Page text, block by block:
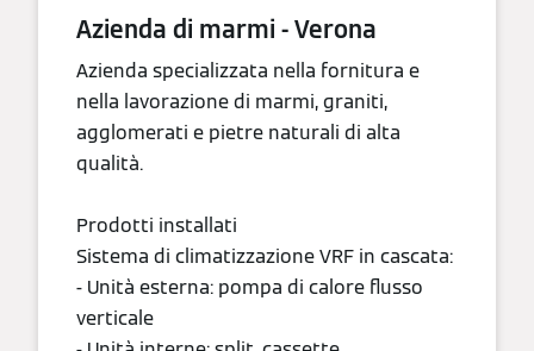
Azienda di marmi - Verona
Azienda specializzata nella fornitura e
nella lavorazione di marmi, graniti,
agglomerati e pietre naturali di alta
qualità.
Prodotti installati
Sistema di climatizzazione VRF in cascata:
- Unità esterna: pompa di calore flusso
verticale